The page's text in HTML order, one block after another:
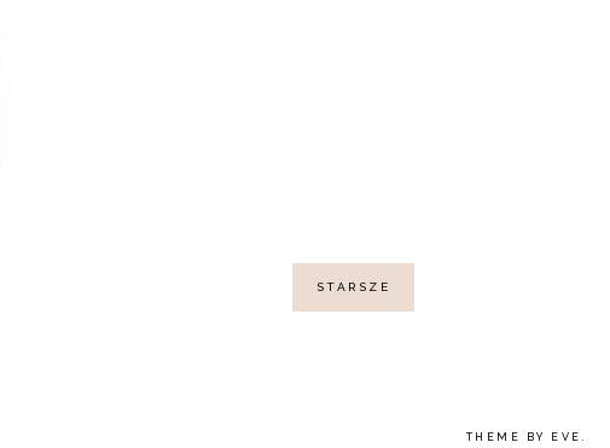
STARSZE
THEME BY EVE